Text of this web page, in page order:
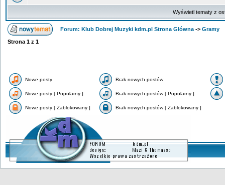
Wyświetl tematy z
Forum: Klub Dobrej Muzyki kdm.pl Strona Główna -> Gramy
Strona 1 z 1
Nowe posty Brak nowych postów
Nowe posty [ Popularny ] Brak nowych postów [ Popularny ]
Nowe posty [ Zablokowany ] Brak nowych postów [ Zablokowany ]